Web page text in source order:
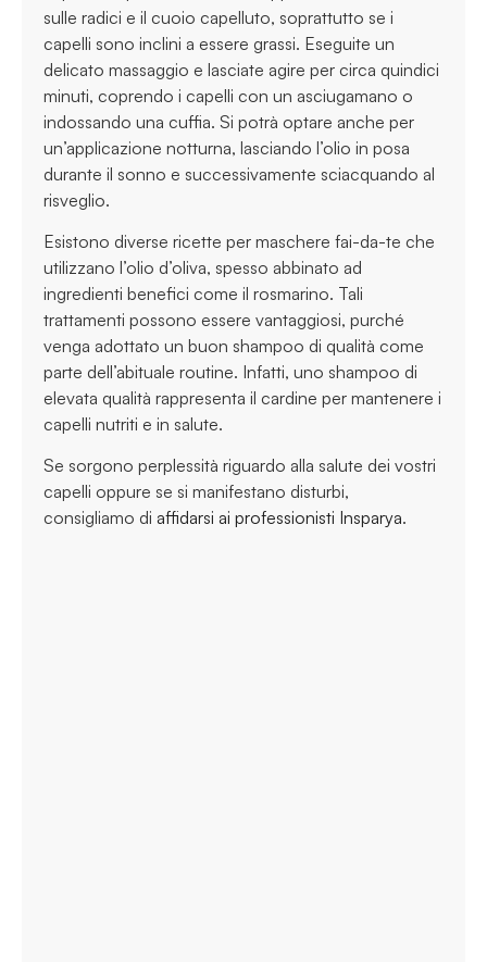
sulle radici e il cuoio capelluto, soprattutto se i
capelli sono inclini a essere grassi. Eseguite un
delicato massaggio e lasciate agire per circa quindici
minuti, coprendo i capelli con un asciugamano o
indossando una cuffia. Si potrà optare anche per
un’applicazione notturna, lasciando l’olio in posa
durante il sonno e successivamente sciacquando al
risveglio.
Esistono diverse ricette per maschere fai-da-te che
utilizzano l’olio d’oliva, spesso abbinato ad
ingredienti benefici come il rosmarino. Tali
trattamenti possono essere vantaggiosi, purché
venga adottato un buon shampoo di qualità come
parte dell’abituale routine. Infatti, uno shampoo di
elevata qualità rappresenta il cardine per mantenere i
capelli nutriti e in salute.
Se sorgono perplessità riguardo alla salute dei vostri
capelli oppure se si manifestano disturbi,
consigliamo di affidarsi ai professionisti Insparya.